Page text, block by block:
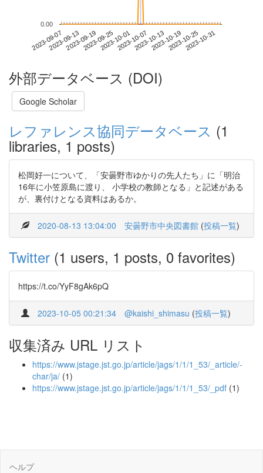
2023-09-072023-09-132023-09-192023-09-252023-10-012023-10-072023-10-132023-10-192023-10-252023-10-31
0.00
外部データベース (DOI)
Google Scholar
レファレンス協同データベース (1
libraries, 1 posts)
松岡好一について、「安曇野市ゆかりの先人たち」に「明治
16年に小笠原島に渡り、 小学校の教師となる」と記述がある
が、裏付けとなる資料はあるか。
2020-08-13 13:04:00 安曇野市中央図書館 (投稿一覧)
Twitter (1 users, 1 posts, 0 favorites)
https://t.co/YyF8gAk6pQ
2023-10-05 00:21:34 @kaishi_shimasu (投稿一覧)
収集済み URL リスト
https://www.jstage.jst.go.jp/article/jags/1/1/1_53/_article/-
char/ja/ (1)
https://www.jstage.jst.go.jp/article/jags/1/1/1_53/_pdf (1)
ヘルプ